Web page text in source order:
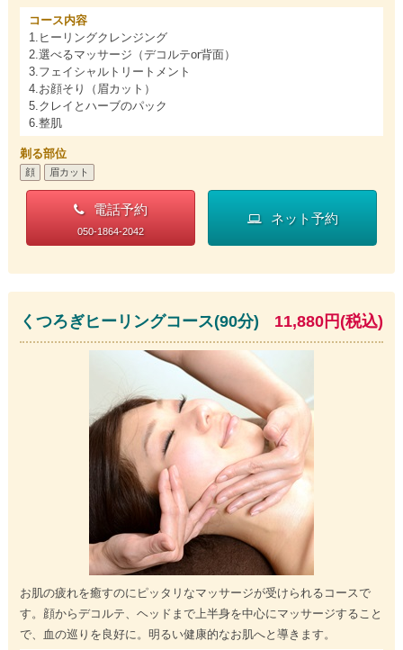
コース内容
1.ヒーリングクレンジング
2.選べるマッサージ（デコルテor背面）
3.フェイシャルトリートメント
4.お顔そり（眉カット）
5.クレイとハーブのパック
6.整肌
剃る部位
顔 眉カット
電話予約
050-1864-2042
ネット予約
くつろぎヒーリングコース(90分) 11,880円(税込)
お肌の疲れを癒すのにピッタリなマッサージが受けられるコースで
す。顔からデコルテ、ヘッドまで上半身を中心にマッサージすること
で、血の巡りを良好に。明るい健康的なお肌へと導きます。